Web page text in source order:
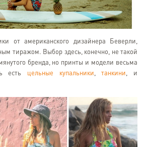
от американского дизайнера Беверли,
тиражом. Выбор здесь, конечно, не такой
бренда, но принты и модели весьма
есть цельные купальники,танкини, и